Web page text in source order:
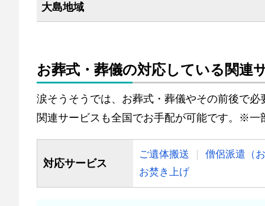
大島地域
お葬式・葬儀の対応している関連
涙そうそうでは、お葬式・葬儀やその前後で必
関連サービスも全国でお手配が可能です。※一
対応サービス
ご遺体搬送 僧侶派遣（
お焚き上げ